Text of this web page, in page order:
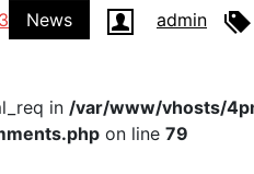
News admin
in /var/www/vhosts/
on line 79